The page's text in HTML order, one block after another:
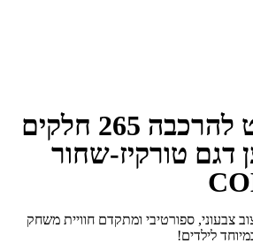
מכונית ספורט להרכבה 265 חלקים
טורקיז-שחור
צבעוני, ספורטיבי ומתקדם חוויית משחק
לילדים!